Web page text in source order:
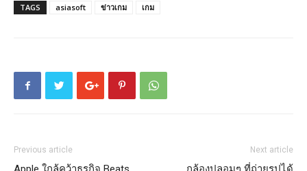
TAGS asiasoft ข่าวเกม เกม
Previous article Next article